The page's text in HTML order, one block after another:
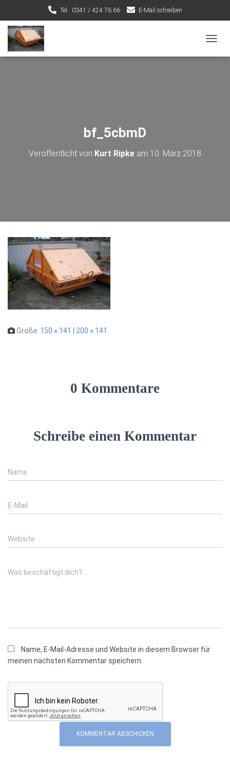
Tel.: 0341 / 424 76 66 E-Mail schreiben
bf_5cbmD
Veröffentlicht von Kurt Ripke am 10. März 2018
Größe: 150 × 141 200 × 141
0 Kommentare
Schreibe einen Kommentar
Name
E-Mail
Website
Was beschäftigt dich?
Name, E-Mail-Adresse und Website in diesem Browser für
meinen nächsten Kommentar speichern.